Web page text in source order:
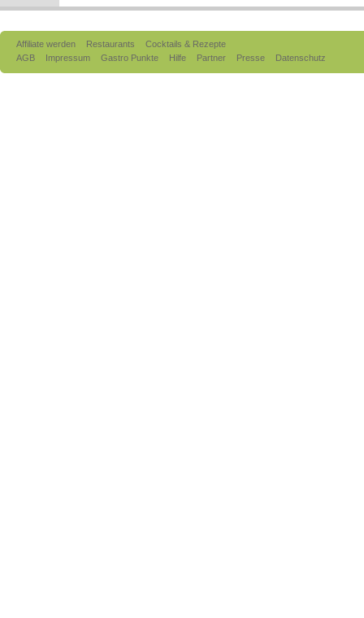
Affiliate werden Restaurants
Cocktails & Rezepte
AGB
Impressum Gastro Punkte Hilfe Partner Presse Datenschutz